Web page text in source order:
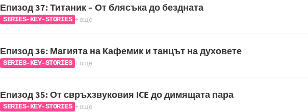
Епизод 37: Титаник – От блясъка до бездната
SERIES-KEY-STORIES + още
Епизод 36: Магията на Кафемик и танцът на духовете
SERIES-KEY-STORIES + още
Епизод 35: От свръхзвуковия ICE до димящата пара
SERIES-KEY-STORIES + още